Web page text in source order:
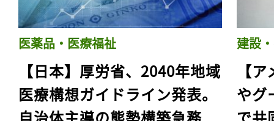
医薬品・医療福祉
【日本】厚労省、2040年地域
医療構想ガイドライン発表。
建設
【
やグ